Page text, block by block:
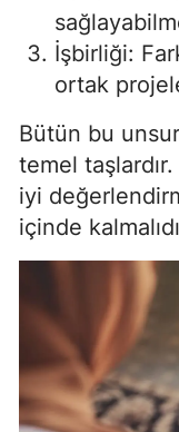
İşbirliği:
ortak
Bütün bu
temel taşlardır.
iyi
içinde